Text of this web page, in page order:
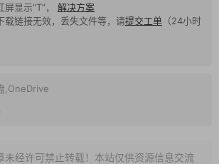
显示“T”， 解决方案
链接无效，丢失文件等，请提交工单 （24小时
,OneDrive
未经许可禁止转载！本站仅供资源信息交流